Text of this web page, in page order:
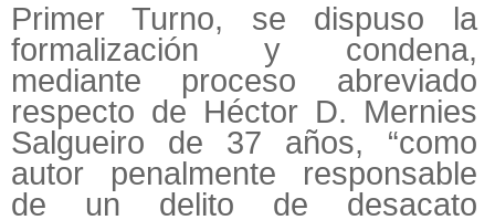
Primer Turno, se dispuso la
formalización y condena,
mediante proceso abreviado
respecto de Héctor D. Mernies
Salgueiro de 37 años, “como
autor penalmente responsable
de un delito de desacato